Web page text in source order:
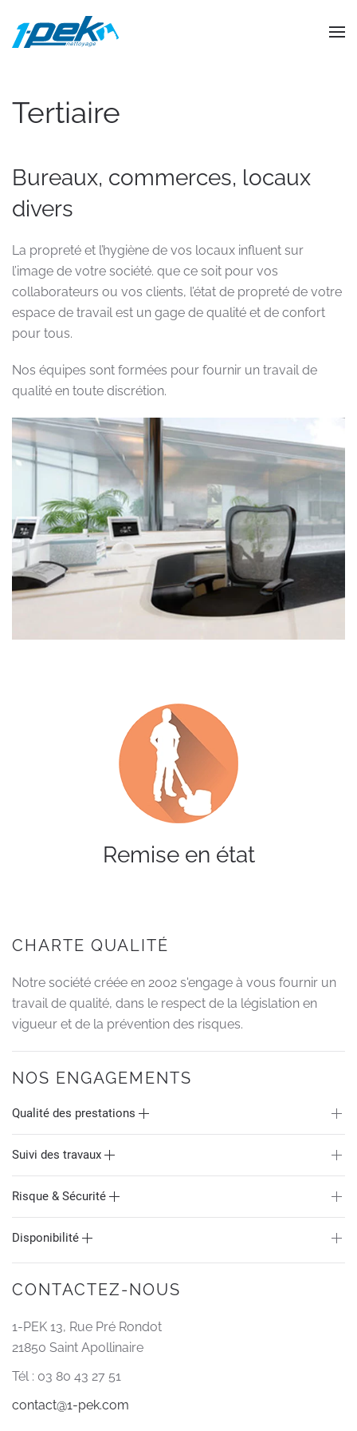
Accéder au contenu principal
Tertiaire
Bureaux, commerces, locaux
divers
La propreté et l’hygiène de vos locaux influent sur
l’image de votre société. que ce soit pour vos
collaborateurs ou vos clients, l’état de propreté de votre
espace de travail est un gage de qualité et de confort
pour tous.
Nos équipes sont formées pour fournir un travail de
qualité en toute discrétion.
Remise en état
CHARTE QUALITÉ
Notre société créée en 2002 s'engage à vous fournir un
travail de qualité, dans le respect de la législation en
vigueur et de la prévention des risques.
NOS ENGAGEMENTS
Qualité des prestations
Suivi des travaux
Risque & Sécurité
Disponibilité
CONTACTEZ-NOUS
1-PEK 13, Rue Pré Rondot
21850 Saint Apollinaire
Tél : 03 80 43 27 51
contact@1-pek.com